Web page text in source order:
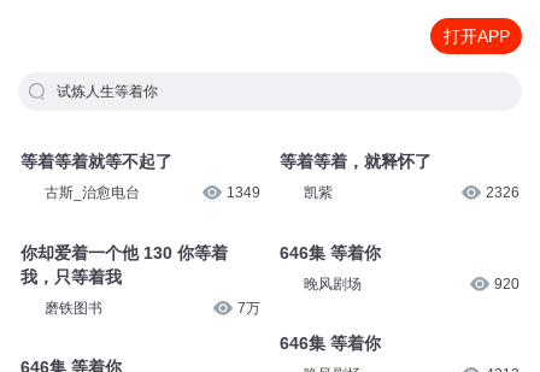
打开APP
试炼人生等着你
等着等着就等不起了
古斯_治愈电台 1349
你却爱着一个他 130 你等着
我，只等着我
磨铁图书 7万
646集 等着你
等着等着，就释怀了
凯紫 2326
646集 等着你
晚风剧场 920
646集 等着你